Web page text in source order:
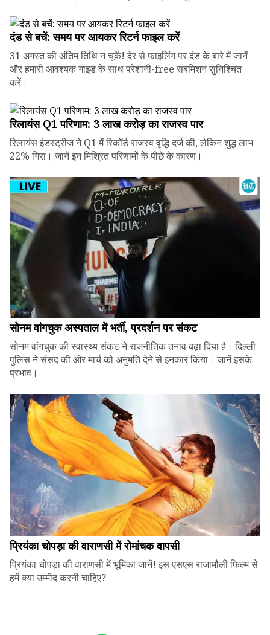
दंड से बचें: समय पर आयकर रिटर्न फाइल करें
31 अगस्त की अंतिम तिथि न चूकें! देर से फाइलिंग पर दंड के बारे में जानें
और हमारी आवश्यक गाइड के साथ परेशानी-free सबमिशन सुनिश्चित
करें।
रिलायंस Q1 परिणाम: ₹3 लाख करोड़ का राजस्व पार
रिलायंस इंडस्ट्रीज ने Q1 में रिकॉर्ड राजस्व वृद्धि दर्ज की, लेकिन शुद्ध लाभ
22% गिरा। जानें इन मिश्रित परिणामों के पीछे के कारण।
सोनम वांगचुक अस्पताल में भर्ती, प्रदर्शन पर संकट
सोनम वांगचुक की स्वास्थ्य संकट ने राजनीतिक तनाव बढ़ा दिया है। दिल्ली
पुलिस ने संसद की ओर मार्च को अनुमति देने से इनकार किया। जानें इसके
प्रभाव।
प्रियंका चोपड़ा की वाराणसी में रोमांचक वापसी
प्रियंका चोपड़ा की वाराणसी में भूमिका जानें! इस एसएस राजामौली फिल्म से
हमें क्या उम्मीद करनी चाहिए?